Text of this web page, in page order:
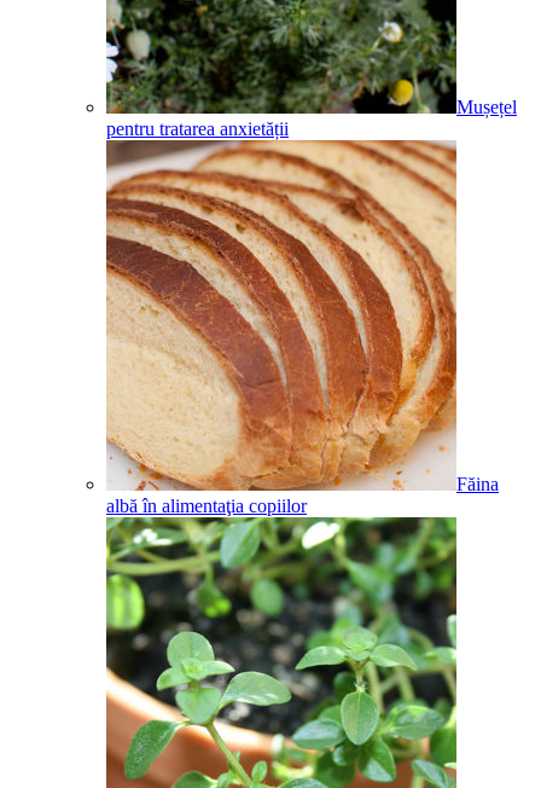
Mușețel
pentru tratarea anxietății
Făina
albă în alimentaţia copiilor